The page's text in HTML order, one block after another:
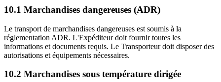
10.1 Marchandises dangereuses (ADR)
Le transport de marchandises dangereuses est soumis à la
réglementation ADR. L'Expéditeur doit fournir toutes les
informations et documents requis. Le Transporteur doit disposer des
autorisations et équipements nécessaires.
10.2 Marchandises sous température dirigée